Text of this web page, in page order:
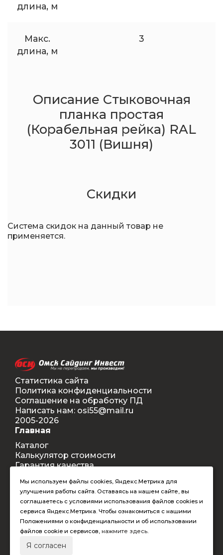
длина, м
Макс.
длина, м
3
Описание Стыковочная
планка простая
(Корабельная рейка) RAL
3011 (Вишня)
Скидки
Система скидок на данный товар не
применяется.
Статистика сайта
Политика конфиденциальности
Соглашение на обработку ПД
Написать нам: osi55@mail.ru
2005-2026
Главная
Каталог
Калькулятор стоимости
Гарантия качества
Контакты
Покупателям
Способы оплаты
Условия оформления заказа
Таблица допустимых размеров
Мы используем файлы cookies, Яндекс.Метрика для
улучшения работы сайта. Оставаясь на нашем сайте, вы
соглашаетесь с условиями использования файлов cookies и
сервиса Яндекс.Метрика. Чтобы ознакомиться с нашими
Положениями о конфиденциальности и об использовании
файлов cookie и сервисов, нажмите здесь.
Я согласен